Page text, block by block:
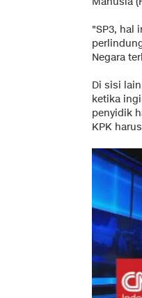
"SP3, hal
Negara
Di sisi
ketika
penyidik
KPK